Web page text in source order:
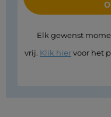
Elk gewenst
vrij. Klik hiervoor het